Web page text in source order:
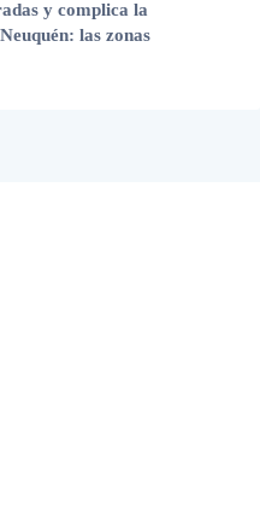
y complica la
las zonas